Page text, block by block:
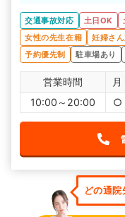
交通事故対応
土日OK
女性の先生在籍
妊婦さ
予約優先制
駐車場あり
営業時間 月
10:00～20:00
○
どの通